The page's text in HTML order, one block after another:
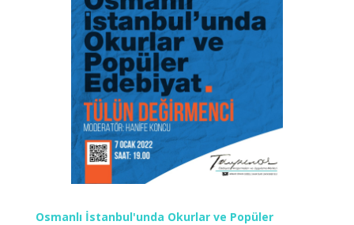
Osmanlı İstanbul'unda Okurlar ve Popüler